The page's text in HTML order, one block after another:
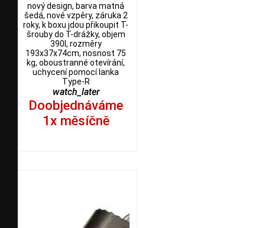
nový design, barva matná
šedá, nové vzpěry, záruka 2
roky, k boxu jdou přikoupit T-
šrouby do T-drážky, objem
390l, rozměry
193x37x74cm, nosnost 75
kg, oboustranné otevírání,
uchycení pomocí lanka
Type-R
watch_later
Doobjednáváme
1x měsíčně